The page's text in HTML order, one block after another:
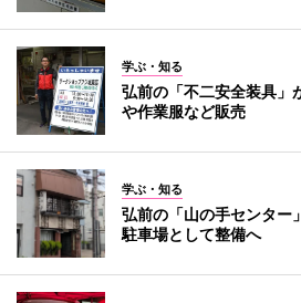
学ぶ・知る
弘前の「不二安全装具
や作業服など販売
学ぶ・知る
弘前の「山の手センタ
駐車場として整備へ